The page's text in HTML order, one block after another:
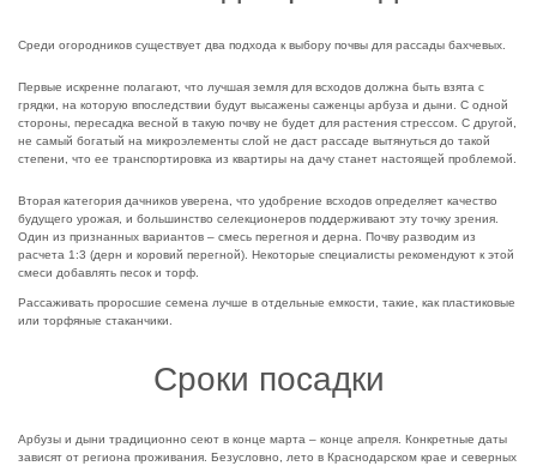
Среди огородников существует два подхода к выбору почвы для рассады бахчевых.
Первые искренне полагают, что лучшая земля для всходов должна быть взята с
грядки, на которую впоследствии будут высажены саженцы арбуза и дыни. С одной
стороны, пересадка весной в такую почву не будет для растения стрессом. С другой,
не самый богатый на микроэлементы слой не даст рассаде вытянуться до такой
степени, что ее транспортировка из квартиры на дачу станет настоящей проблемой.
Вторая категория дачников уверена, что удобрение всходов определяет качество
будущего урожая, и большинство селекционеров поддерживают эту точку зрения.
Один из признанных вариантов – смесь перегноя и дерна. Почву разводим из
расчета 1:3 (дерн и коровий перегной). Некоторые специалисты рекомендуют к этой
смеси добавлять песок и торф.
Рассаживать проросшие семена лучше в отдельные емкости, такие, как пластиковые
или торфяные стаканчики.
Сроки посадки
Арбузы и дыни традиционно сеют в конце марта – конце апреля. Конкретные даты
зависят от региона проживания. Безусловно, лето в Краснодарском крае и северных